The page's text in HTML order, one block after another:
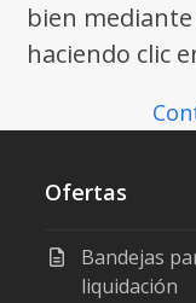
bien
haciendo clic
Ofertas
Bandejas
liquidación